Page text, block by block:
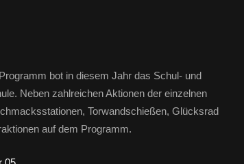
bot in diesem Jahr das Schul- und
Neben zahlreichen Aktionen der einzelnen
Torwandschießen, Glücksrad
auf dem Programm.